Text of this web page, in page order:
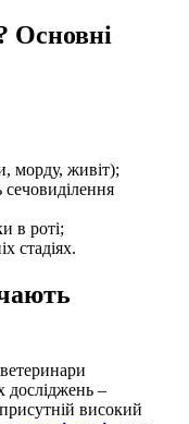
Основні
морду, живіт);
сечовиділення
в роті;
стадіях.
досліджень –
високий